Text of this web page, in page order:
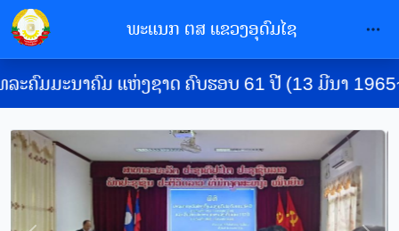
ພະແນກ ຕສ ແຂວງອຸດົມໄຊ
ະນາຄົມ ແຫ່ງຊາດ ຄົບຮອບ 61 ປີ (13 ມີນາ